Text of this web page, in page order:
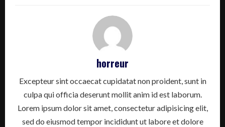
horreur
Excepteur sint occaecat cupidatat non proident, sunt in
culpa qui officia deserunt mollit anim id est laborum.
Lorem ipsum dolor sit amet, consectetur adipisicing elit,
sed do eiusmod tempor incididunt ut labore et dolore